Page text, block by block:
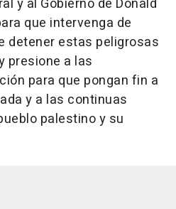
y al Gobierno de Donald
que intervenga de
detener estas peligrosas
presione a las
para que pongan fin a
y a las continuas
palestino y su